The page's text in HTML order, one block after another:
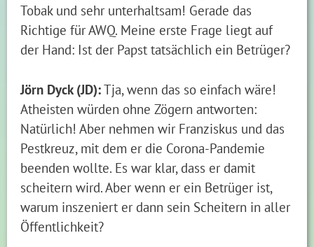
Tobak und sehr unterhaltsam! Gerade das
Richtige für AWQ. Meine erste Frage liegt auf
der Hand: Ist der Papst tatsächlich ein Betrüger?
Jörn Dyck (JD):Tja, wenn das so einfach wäre!
Atheisten würden ohne Zögern antworten:
Natürlich! Aber nehmen wir Franziskus und das
Pestkreuz, mit dem er die Corona-Pandemie
beenden wollte. Es war klar, dass er damit
scheitern wird. Aber wenn er ein Betrüger ist,
warum inszeniert er dann sein Scheitern in aller
Öffentlichkeit?